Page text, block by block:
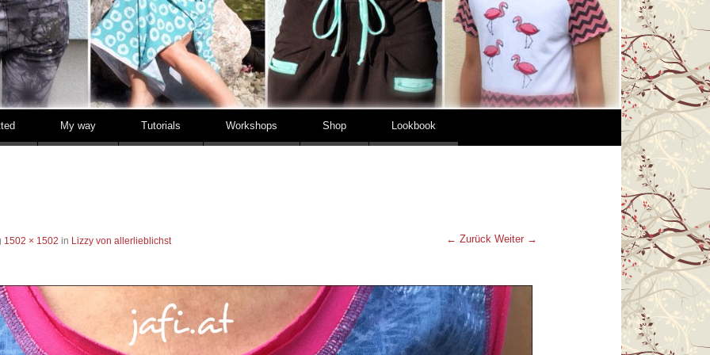
My way Tutorials Workshops Shop Lookbook
1502 × 1502 in Lizzy von allerlieblichst ← Zurück Weiter →